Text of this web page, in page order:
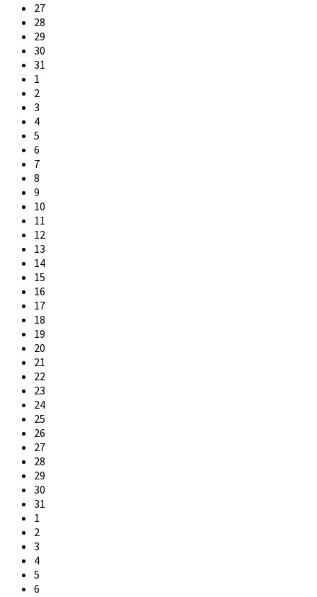
27
28
29
30
31
1
2
3
4
5
6
7
8
9
10
11
12
13
14
15
16
17
18
19
20
21
22
23
24
25
26
27
28
29
30
31
1
2
3
4
5
6